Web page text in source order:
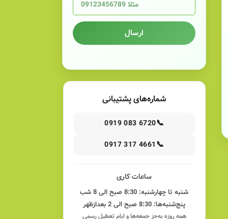
ارسال
شماره‌های پشتیبانی
📞
0919 083 6720
📞
0917 317 4661
ساعات کاری
شنبه تا چهارشنبه: 8:30 صبح الی 8 شب
پنج‌شنبه‌ها: 8:30 صبح الی 2 بعدازظهر
همه روزه به‌جز جمعه‌ها و ایام تعطیل رسمی